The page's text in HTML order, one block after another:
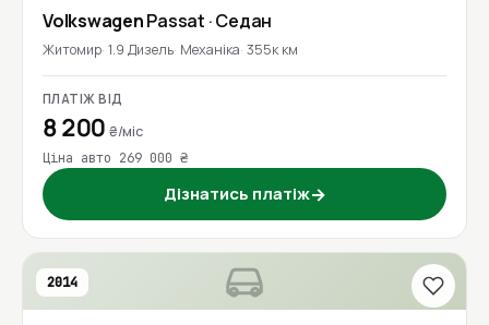
VolkswagenPassat · Седан
Житомир 1.9 Дизель Механіка 355к км
ПЛАТІЖ ВІД
8 200₴/міс
Ціна авто 269 000 ₴
Дізнатись платіж→
2014